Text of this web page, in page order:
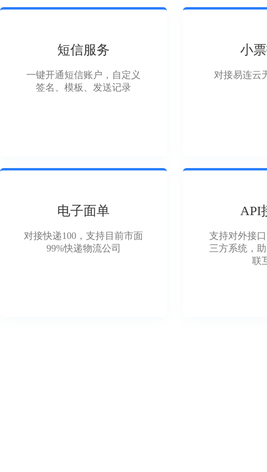
短信服务
一键开通短信账户，自定义
签名、模板、发送记录
小
对接易连云
电子面单
对接快递100，支持目前市面
99%快递物流公司
API
支持对外接
三方系统，
联